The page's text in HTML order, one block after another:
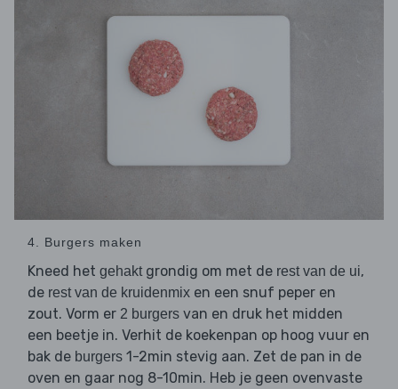
4. Burgers maken
Kneed het gehakt grondig om met de rest van de ui,
de rest van de kruidenmix en een snuf peper en
zout. Vorm er 2 burgers van en druk het midden
een beetje in. Verhit de koekenpan op hoog vuur en
bak de burgers 1-2min stevig aan. Zet de pan in de
oven en gaar nog 8-10min. Heb je geen ovenvaste